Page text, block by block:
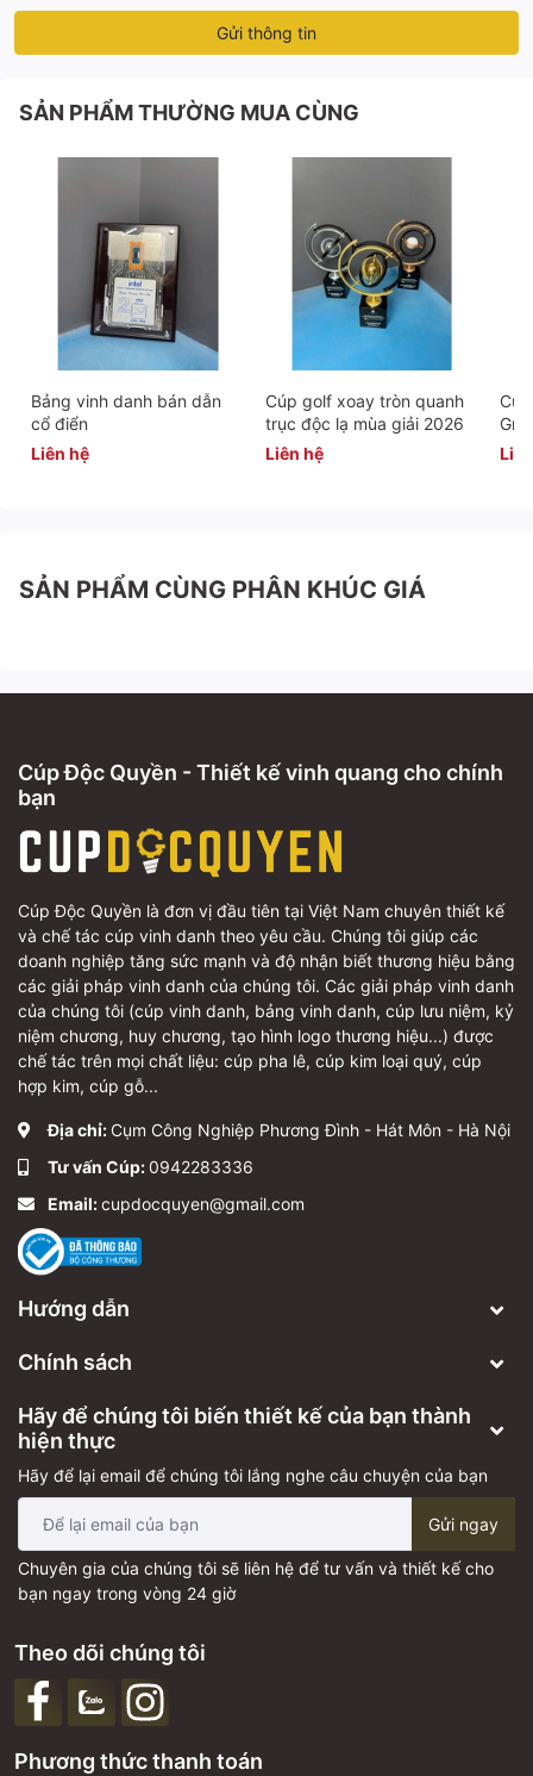
Gửi thông tin
SẢN PHẨM THƯỜNG MUA CÙNG
Bảng vinh danh bán dẫn
cổ điển
Liên hệ
Cúp golf xoay tròn quanh
trục độc lạ mùa giải 2026
Liên hệ
SẢN PHẨM CÙNG PHÂN KHÚC GIÁ
Cúp Độc Quyền - Thiết kế vinh quang cho chính
bạn
Cúp Độc Quyền là đơn vị đầu tiên tại Việt Nam chuyên thiết kế
và chế tác cúp vinh danh theo yêu cầu. Chúng tôi giúp các
doanh nghiệp tăng sức mạnh và độ nhận biết thương hiệu bằng
các giải pháp vinh danh của chúng tôi. Các giải pháp vinh danh
của chúng tôi (cúp vinh danh, bảng vinh danh, cúp lưu niệm, kỷ
niệm chương, huy chương, tạo hình logo thương hiệu...) được
chế tác trên mọi chất liệu: cúp pha lê, cúp kim loại quý, cúp
hợp kim, cúp gỗ...
Địa chỉ: Cụm Công Nghiệp Phương Đình - Hát Môn - Hà Nội
Tư vấn Cúp:0942283336
Email:cupdocquyen@gmail.com
Hướng dẫn
Chính sách
Hãy để chúng tôi biến thiết kế của bạn thành
hiện thực
Hãy để lại email để chúng tôi lắng nghe câu chuyện của bạn
Gửi ngay
Chuyên gia của chúng tôi sẽ liên hệ để tư vấn và thiết kế cho
bạn ngay trong vòng 24 giờ
Phương thức thanh toán
Theo dõi chúng tôi